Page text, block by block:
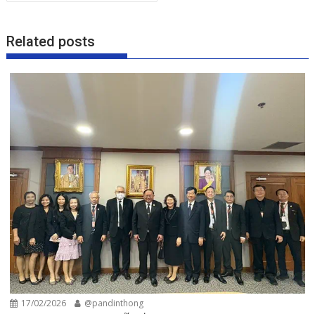
Related posts
17/02/2026 @pandinthong